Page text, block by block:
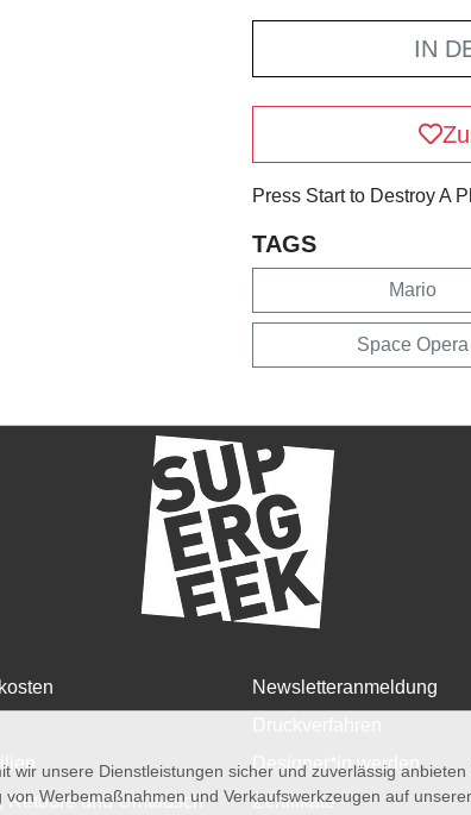
IN
Press Start to Destroy A
TAGS
Mario
Space Opera
Retoure und Umtausch
Newsletteranmeldung
Designer*in werden
Zertifikate
wir unsere Dienstleistungen sicher und zuverlässig
Werbemaßnahmen und Verkaufswerkzeugen auf